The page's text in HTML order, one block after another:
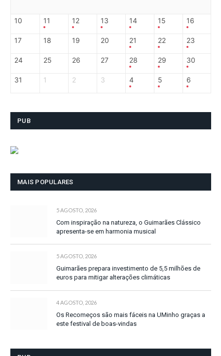
10 11 12 13 14 15 16
17 18 19 20 21 22 23
24 25 26 27 28 29 30
31 1 2 3 4 5 6
PUB
MAIS POPULARES
5 AGOSTO, 2026
Com inspiração na natureza, o Guimarães Clássico
apresenta-se em harmonia musical
5 AGOSTO, 2026
Guimarães prepara investimento de 5,5 milhões de
euros para mitigar alterações climáticas
4 AGOSTO, 2026
Os Recomeços são mais fáceis na UMinho graças a
este festival de boas-vindas